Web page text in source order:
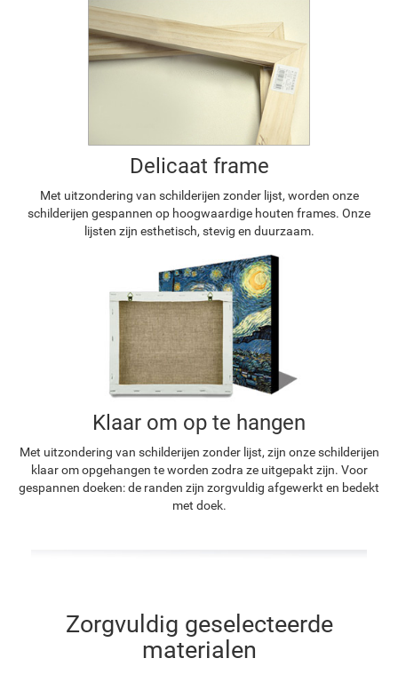
Delicaat frame
Met uitzondering van schilderijen zonder lijst, worden onze
schilderijen gespannen op hoogwaardige houten frames. Onze
lijsten zijn esthetisch, stevig en duurzaam.
Klaar om op te hangen
Met uitzondering van schilderijen zonder lijst, zijn onze schilderijen
klaar om opgehangen te worden zodra ze uitgepakt zijn. Voor
gespannen doeken: de randen zijn zorgvuldig afgewerkt en bedekt
met doek.
Zorgvuldig geselecteerde
materialen